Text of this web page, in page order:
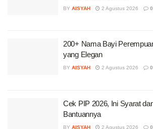
BY AISYAH 2 Agustus 2026 0
200+ Nama Bayi
yang Elegan
BY AISYAH 2 Agustus 2026 0
Cek PIP 2026, Ini Syarat
Bantuannya
BY AISYAH 2 Agustus 2026 0